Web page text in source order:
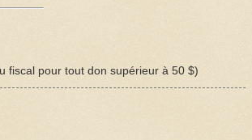
fiscal pour tout don supérieur à 50 $)